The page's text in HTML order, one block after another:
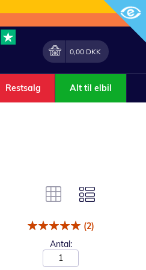
Min indkøbskurv
0,00 DKK
Restsalg Alt til elbil
(2)
Antal: